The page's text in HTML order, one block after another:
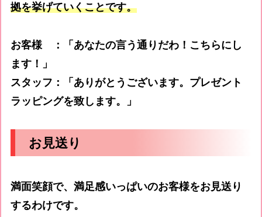
拠を挙げていくことです。
お客様 ：「あなたの言う通りだわ！こちらにし
ます！」
スタッフ：「ありがとうございます。プレゼント
ラッピングを致します。」
お見送り
満面笑顔で、満足感いっぱいのお客様をお見送り
するわけです。